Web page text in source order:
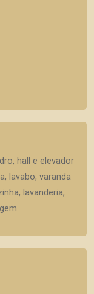
hall e elevador
lavabo, varanda
lavanderia,